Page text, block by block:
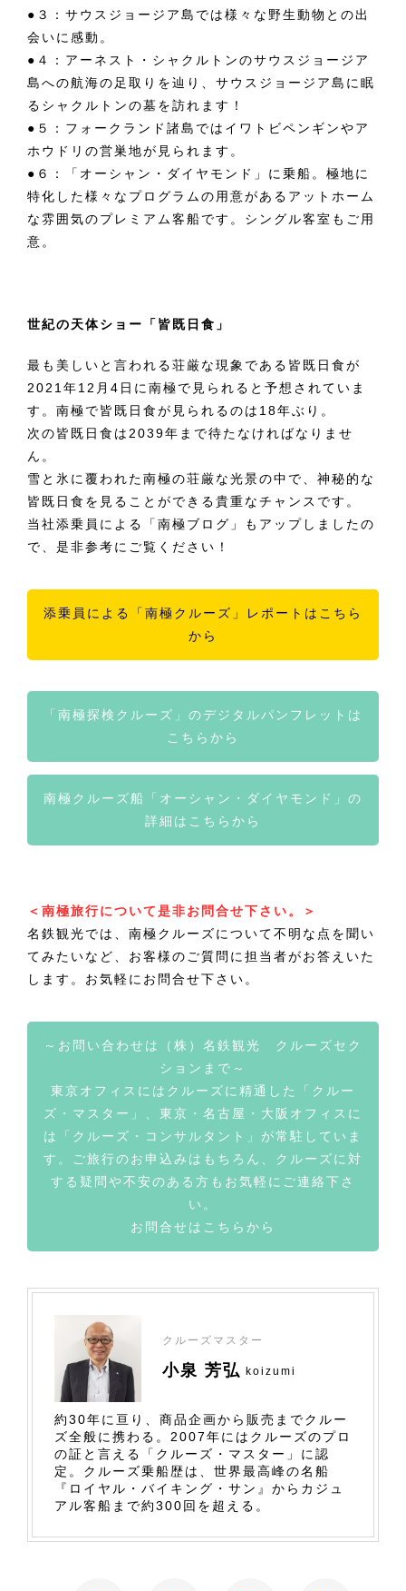
●３：サウスジョージア島では様々な野生動物との出
会いに感動。
●４：アーネスト・シャクルトンのサウスジョージア
島への航海の足取りを辿り、サウスジョージア島に眠
るシャクルトンの墓を訪れます！
●５：フォークランド諸島ではイワトビペンギンやア
ホウドリの営巣地が見られます。
●６：「オーシャン・ダイヤモンド」に乗船。極地に
特化した様々なプログラムの用意があるアットホーム
な雰囲気のプレミアム客船です。シングル客室もご用
意。
世紀の天体ショー「皆既日食」
最も美しいと言われる荘厳な現象である皆既日食が
2021年12月4日に南極で見られると予想されていま
す。南極で皆既日食が見られるのは18年ぶり。
次の皆既日食は2039年まで待たなければなりませ
ん。
雪と氷に覆われた南極の荘厳な光景の中で、神秘的な
皆既日食を見ることができる貴重なチャンスです。
当社添乗員による「南極ブログ」もアップしましたの
で、是非参考にご覧ください！
添乗員による「南極クルーズ」レポートはこちら
から
「南極探検クルーズ」のデジタルパンフレットは
こちらから
南極クルーズ船「オーシャン・ダイヤモンド」の
詳細はこちらから
＜南極旅行について是非お問合せ下さい。＞
名鉄観光では、南極クルーズについて不明な点を聞い
てみたいなど、お客様のご質問に担当者がお答えいた
します。お気軽にお問合せ下さい。
～お問い合わせは（株）名鉄観光 クルーズセク
ションまで～
東京オフィスにはクルーズに精通した「クルー
ズ・マスター」、東京・名古屋・大阪オフィスに
は「クルーズ・コンサルタント」が常駐していま
す。ご旅行のお申込みはもちろん、クルーズに対
する疑問や不安のある方もお気軽にご連絡下さ
い。
お問合せはこちらから
クルーズマスター
小泉 芳弘 koizumi
約30年に亘り、商品企画から販売までクルー
ズ全般に携わる。2007年にはクルーズのプロ
の証と言える「クルーズ・マスター」に認
定。クルーズ乗船歴は、世界最高峰の名船
『ロイヤル・バイキング・サン』からカジュ
アル客船まで約300回を超える。